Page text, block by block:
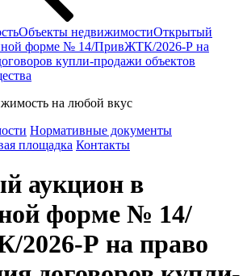
Объекты недвижимостиОткрытый
форме № 14/ПривЖТК/2026-Р на
купли-продажи объектов
на любой вкус
Нормативные документы
площадка Контакты
аукцион в
форме № 14/
Р на право